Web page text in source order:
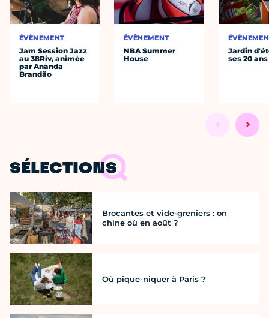
ÉVÈNEMENT
Jam Session Jazz
au 38Riv, animée
par Ananda
Brandão
ÉVÈNEMENT
NBA Summer
House
Jardin
ses 20 ans
SÉLECTIONS
Brocantes et vide-greniers : on
chine où en août ?
Où pique-niquer à Paris ?